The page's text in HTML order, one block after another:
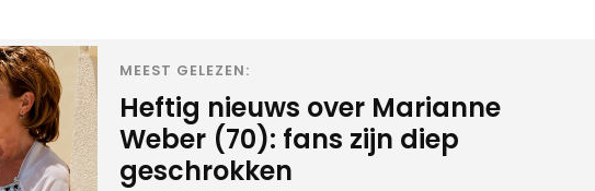
MEEST GELEZEN:
Heftig nieuws over Marianne
Weber (70): fans zijn diep
geschrokken